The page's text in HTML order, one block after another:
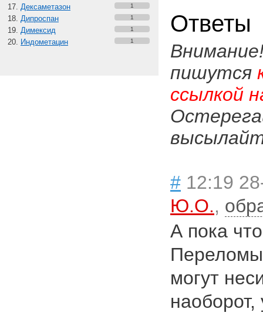
Дексаметазон 1
Дипроспан 1
Димексид 1
Индометацин 1
Ответы
пишутся
ссылкой
# 12:19
Ю.О.,
А пока
Переломы
могут